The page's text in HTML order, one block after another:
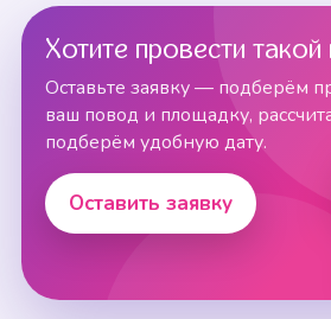
Хотите провести такой
Оставьте заявку — подберём
ваш повод и площадку,
подберём удобную дату.
Оставить заявку